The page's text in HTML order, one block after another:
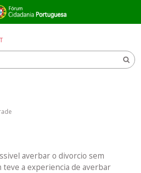
averbar o divorcio sem
teve a experiencia de averbar